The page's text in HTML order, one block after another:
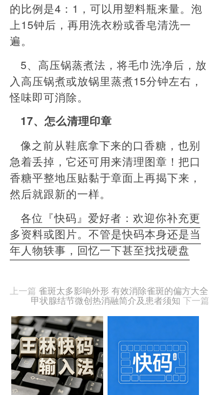
的比例是4：1，可以用塑料瓶来量。泡
上15钟后，再用洗衣粉或香皂清洗一
遍。
5、高压锅蒸煮法，将毛巾洗净后，放
入高压锅煮或放锅里蒸煮15分钟左右，
怪味即可消除。
17、怎么清理印章
像之前从鞋底拿下来的口香糖，也别
急着丢掉，它还可用来清理图章！把口
香糖平整地压贴黏于章面上再揭下来，
然后就跟新的一样。
各位『快码』爱好者：欢迎你补充更
多资料或图片。不管是快码本身还是当
年人物轶事，回忆一下甚至找找硬盘
由
羊
喜
于
09-
布,
被
上一篇 雀斑太多影响外形 有效消除雀斑的偏方大全
甲状腺结节微创热消融简介及患者须知 下一篇
相
关
文
章
樱